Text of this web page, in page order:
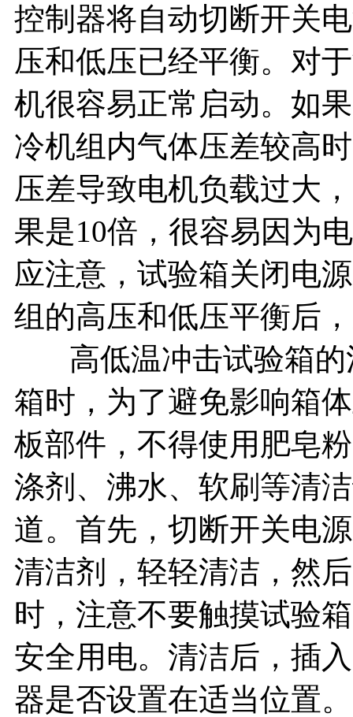
控制器将自动切断开关
压和低压已经平衡。对
机很容易正常启动。如
冷机组内气体压差较高
压差导致电机负载过大
果是10倍，很容易因为
应注意，试验箱关闭电
组的高压和低压平衡后
高低温冲击试验箱的
箱时，为了避免影响箱
板部件，不得使用肥皂
涤剂、沸水、软刷等清
道。首先，切断开关电
清洁剂，轻轻清洁，然
时，注意不要触摸试验
安全用电。清洁后，插
器是否设置在适当位置